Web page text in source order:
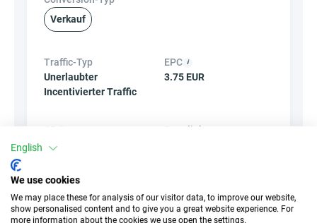
Verkauf
Traffic-Typ
Unerlaubter
Incentivierter Traffic
EPC
3.75 EUR
k.A.
Deeplink
Banner
×Nein
HideLink
✓Ja
English
We use cookies
We may place these for analysis of our visitor data, to improve our website,
show personalised content and to give you a great website experience. For
more information about the cookies we use open the settings.